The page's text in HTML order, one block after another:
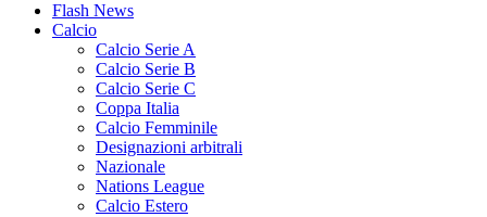
Flash News
Calcio
Calcio Serie A
Calcio Serie B
Calcio Serie C
Coppa Italia
Calcio Femminile
Designazioni arbitrali
Nazionale
Nations League
Calcio Estero